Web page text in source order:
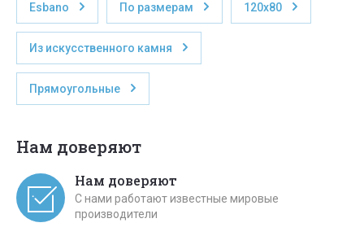
Esbano По размерам 120x80
Из искусственного камня
Прямоугольные
Нам доверяют
Нам доверяют
С нами работают известные мировые
производители